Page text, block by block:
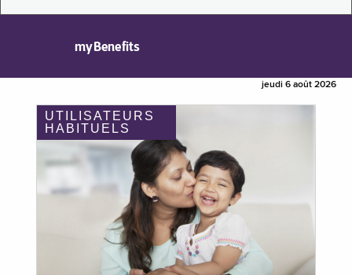
myBenefits
jeudi 6 août 2026
UTILISATEURS
HABITUELS